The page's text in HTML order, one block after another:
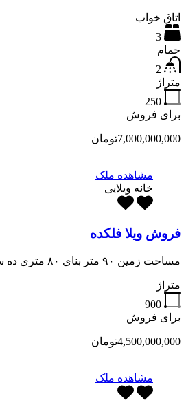
اتاق خواب
3
حمام
2
متراژ
250
برای فروش
7,000,000,000تومان
مشاهده ملک
خانه ویلایی
فروش ویلا فلکده
مساحت زمین ۹۰ متر بنای ۸۰ متری ده سال ساخت…
متراژ
900
برای فروش
4,500,000,000تومان
مشاهده ملک